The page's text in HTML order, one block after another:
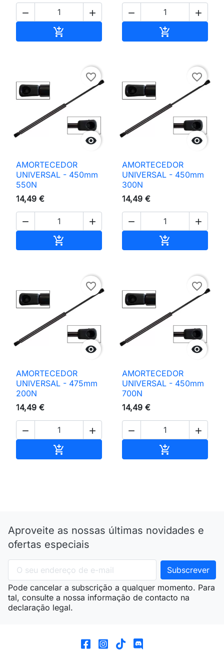
 

 


favorite_border
AMORTECEDOR
UNIVERSAL - 450mm
550N
14,49 €
 


favorite_border
AMORTECEDOR
UNIVERSAL - 450mm
300N
14,49 €
 


favorite_border
AMORTECEDOR
UNIVERSAL - 475mm
200N
14,49 €
 


favorite_border
AMORTECEDOR
UNIVERSAL - 450mm
700N
14,49 €
 

Aproveite as nossas últimas novidades e
ofertas especiais
Pode cancelar a subscrição a qualquer momento. Para
tal, consulte a nossa informação de contacto na
declaração legal.